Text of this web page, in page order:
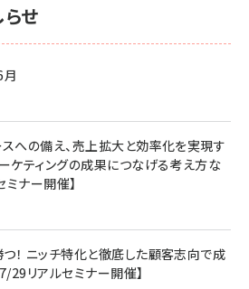
せ
スへの備え、売上拡大と効率化を実現す
ケティングの成果につなげる考え方な
ナー開催】
！ ニッチ特化と徹底した顧客志向で成
29リアルセミナー開催】